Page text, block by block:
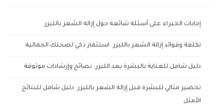
إجابات الخبراء على أسئلة شائعة حول إزالة الشعر بالليزر
تكلفة وفوائد إزالة الشعر بالليزر: استثمار ذكي لصحتك الجمالية
دليل شامل للعناية بالبشرة بعد الليزر: نصائح وإرشادات موثوقة
تحضير مثالي للبشرة قبل إزالة الشعر بالليزر: دليل شامل للنتائج
الأمثل